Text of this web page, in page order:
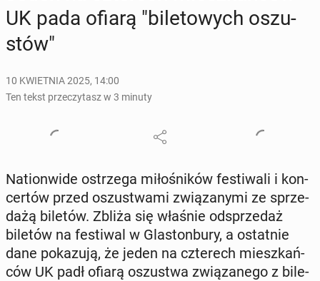
UK pada ofiarą "bi­le­to­wych oszu­
stów"
10 KWIETNIA 2025, 14:00
Ten tekst przeczytasz w 3 minuty
Na­tion­wi­de ostrze­ga mi­ło­śni­ków fe­sti­wa­li i kon­
cer­tów przed oszu­stwa­mi zwią­za­ny­mi ze sprze­
da­żą biletów. Zbliża się właśnie od­sprze­daż
biletów na fe­sti­wal w Gla­ston­bu­ry, a ostat­nie
dane po­ka­zu­ją, że jeden na czte­rech miesz­kań­
ców UK padł ofiarą oszu­stwa zwią­za­ne­go z bi­le­